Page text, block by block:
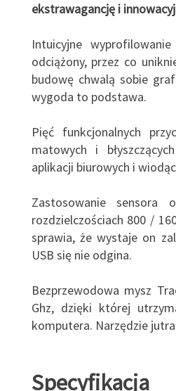
ekstrawagancję i
Intuicyjne
odciążony, przez co
budowę chwalą sobie
wygoda to podstawa.
Pięć funkcjonalnych
matowych i
aplikacji biurowych i
Zastosowanie sensora
rozdzielczościach 800 /
sprawia, że wystaje on
USB się nie odgina.
Bezprzewodowa mysz
Ghz, dzięki której
komputera. Narzędzie
Specyfikacja